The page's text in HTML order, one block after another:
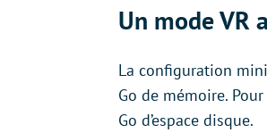
Un mode VR
La configuration
Go de mémoire.
Go d’espace disque.